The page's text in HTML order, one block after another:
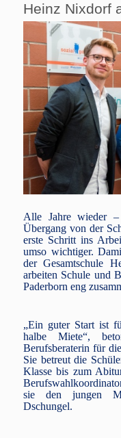
Heinz Nixdorf
Alle Jahre wieder
Übergang von der
erste Schritt ins
umso wichtiger.
der Gesamtschule
arbeiten Schule und
Paderborn eng
„Ein guter Start ist
halbe Miete“,
Berufsberaterin für
Sie betreut die
Klasse bis zum
sie den jungen
Dschungel.